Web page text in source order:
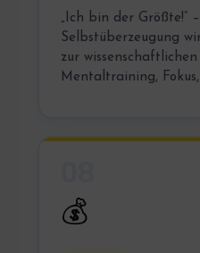
„Ich bin der Größte!“
Selbstüberzeugung
zur
Mentaltraining, Fokus,
💰